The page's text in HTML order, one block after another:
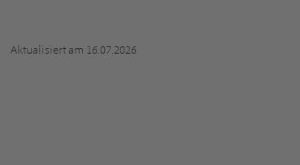
Aktualisiert am 16.07.2026